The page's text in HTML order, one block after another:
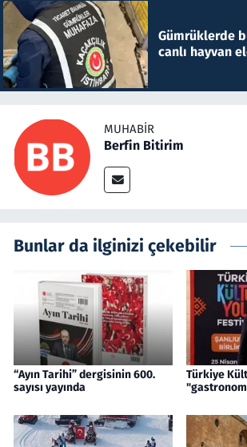
Gümrüklerde
canlı hayvan
MUHABIR
Berfin Bitirim
Bunlar da ilginizi çekebilir
“Ayın Tarihi” dergisinin 600.
sayısı yayında
Türkiye